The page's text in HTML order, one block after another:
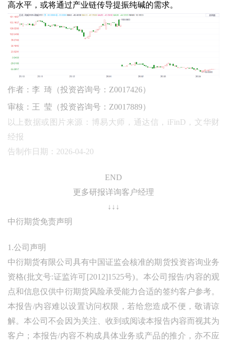
高水平，或将通过产业链传导提振纯碱的需求。
作者：李 琦（投资咨询号：Z0017426）
审核：王 莹（投资咨询号：Z0017889）
以上数据或图片来源：博易大师，通达信，iFinD，文华财
经报
告制作日期：2026-04-20
END
更多研报详询客户经理
↓↓↓
中衍期货免责声明
1.公司声明
中衍期货有限公司具有中国证监会核准的期货投资咨询业务
资格(批文号:证监许可[2012]1525号)。本公司报告/内容的观
点和信息仅供中衍期货风险承受能力合适的签约客户参考。
本报告/内容难以设置访问权限，若给您造成不便，敬请谅
解。本公司不会因为关注、收到或阅读本报告内容而视其为
客户；本报告/内容不构成具体业务或产品的推介，亦不应